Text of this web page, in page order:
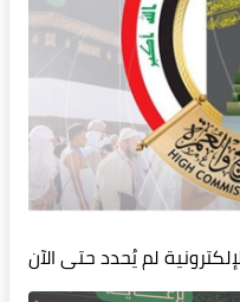
لم يُحدد حتى الآن